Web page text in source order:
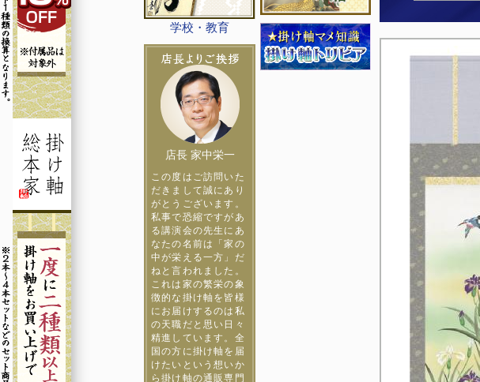
学校・教育
店長 家中栄一
この度はご訪問いた
だきまして誠にあり
がとうございます。
私事で恐縮ですがあ
る講演会の先生にあ
なたの名前は「家の
中が栄える一方」だ
ねと言われました。
これは家の繁栄の象
徴的な掛け軸を皆様
にお届けするのは私
の天職だと思い日々
精進しています。全
国の方に掛け軸を届
けたいという想いか
ら掛け軸の通販専門